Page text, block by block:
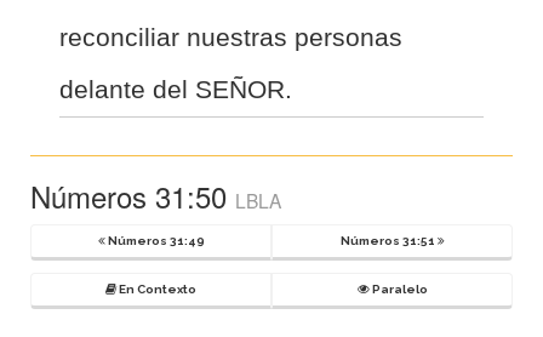
reconciliar nuestras personas
delante del SEÑOR.
Números 31:50 LBLA
Números 31:49 Números 31:51
En Contexto Paralelo